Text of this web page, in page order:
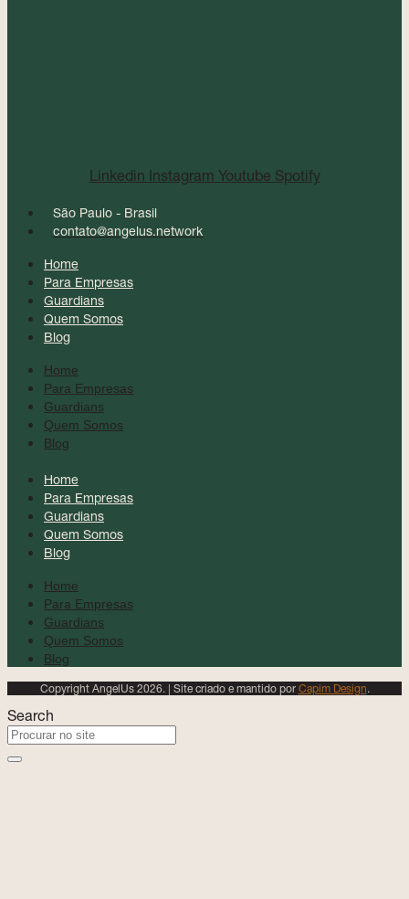
Linkedin Instagram Youtube Spotify
São Paulo - Brasil
contato@angelus.network
Home
Para Empresas
Guardians
Quem Somos
Blog
Home
Para Empresas
Guardians
Quem Somos
Blog
Home
Para Empresas
Guardians
Quem Somos
Blog
Home
Para Empresas
Guardians
Quem Somos
Blog
Copyright AngelUs 2026. | Site criado e mantido por Capim Design.
Search